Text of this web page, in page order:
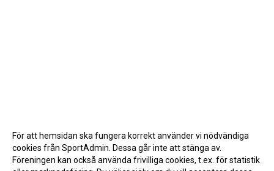
För att hemsidan ska fungera korrekt använder vi nödvändiga
cookies från SportAdmin. Dessa går inte att stänga av.
Föreningen kan också använda frivilliga cookies, t.ex. för statistik